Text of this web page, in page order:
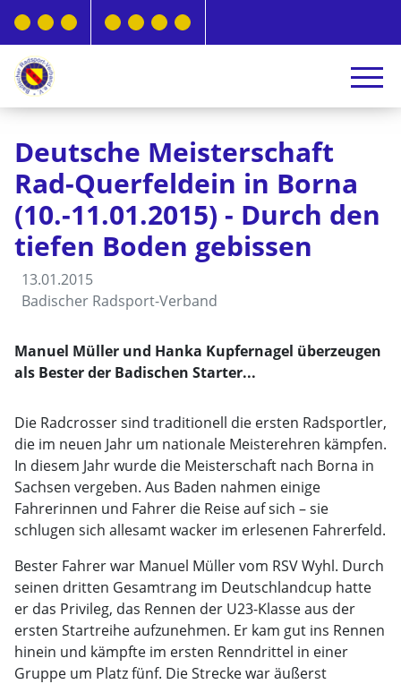
Deutsche Meisterschaft
Rad-Querfeldein in Borna
(10.-11.01.2015) - Durch den
tiefen Boden gebissen
13.01.2015
Badischer Radsport-Verband
Manuel Müller und Hanka Kupfernagel überzeugen
als Bester der Badischen Starter...
Die Radcrosser sind traditionell die ersten Radsportler,
die im neuen Jahr um nationale Meisterehren kämpfen.
In diesem Jahr wurde die Meisterschaft nach Borna in
Sachsen vergeben. Aus Baden nahmen einige
Fahrerinnen und Fahrer die Reise auf sich – sie
schlugen sich allesamt wacker im erlesenen Fahrerfeld.
Bester Fahrer war Manuel Müller vom RSV Wyhl. Durch
seinen dritten Gesamtrang im Deutschlandcup hatte
er das Privileg, das Rennen der U23-Klasse aus der
ersten Startreihe aufzunehmen. Er kam gut ins Rennen
hinein und kämpfte im ersten Renndrittel in einer
Gruppe um Platz fünf. Die Strecke war äußerst